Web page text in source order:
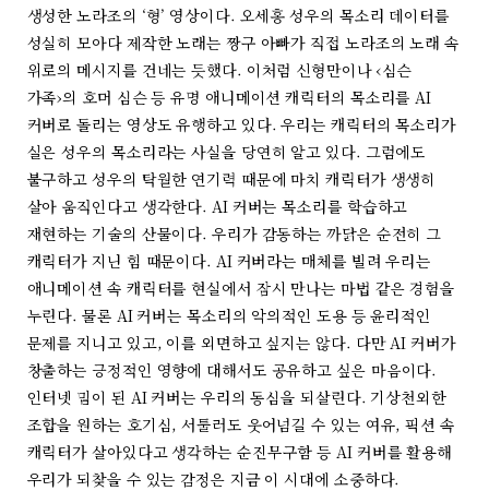
생성한 노라조의 ‘형’ 영상이다. 오세홍 성우의 목소리 데이터를
성실히 모아다 제작한 노래는 짱구 아빠가 직접 노라조의 노래 속
위로의 메시지를 건네는 듯했다. 이처럼 신형만이나 ‹심슨
가족›의 호머 심슨 등 유명 애니메이션 캐릭터의 목소리를 AI
커버로 돌리는 영상도 유행하고 있다. 우리는 캐릭터의 목소리가
실은 성우의 목소리라는 사실을 당연히 알고 있다. 그럼에도
불구하고 성우의 탁월한 연기력 때문에 마치 캐릭터가 생생히
살아 움직인다고 생각한다. AI 커버는 목소리를 학습하고
재현하는 기술의 산물이다. 우리가 감동하는 까닭은 순전히 그
캐릭터가 지닌 힘 때문이다. AI 커버라는 매체를 빌려 우리는
애니메이션 속 캐릭터를 현실에서 잠시 만나는 마법 같은 경험을
누린다. 물론 AI 커버는 목소리의 악의적인 도용 등 윤리적인
문제를 지니고 있고, 이를 외면하고 싶지는 않다. 다만 AI 커버가
창출하는 긍정적인 영향에 대해서도 공유하고 싶은 마음이다.
인터넷 밈이 된 AI 커버는 우리의 동심을 되살린다. 기상천외한
조합을 원하는 호기심, 서툴러도 웃어넘길 수 있는 여유, 픽션 속
캐릭터가 살아있다고 생각하는 순진무구함 등 AI 커버를 활용해
우리가 되찾을 수 있는 감정은 지금 이 시대에 소중하다.